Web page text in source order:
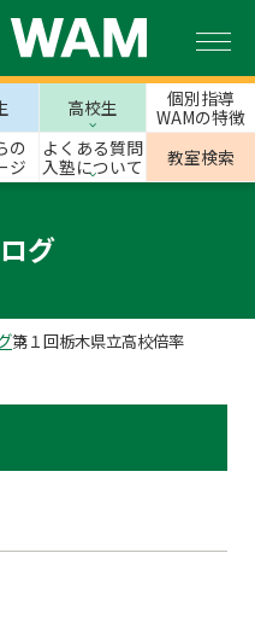
高校生
個別指導
WAMの特徴
の
ジ
よくある質問
入塾について
教室検索
グ
第１回栃木県立高校倍率